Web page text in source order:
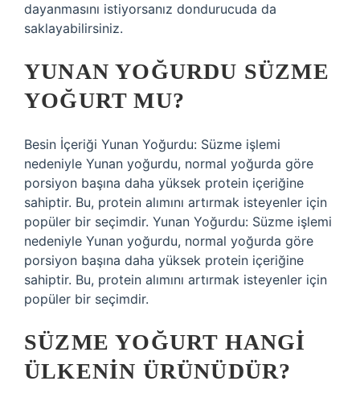
dayanmasını istiyorsanız dondurucuda da
saklayabilirsiniz.
YUNAN YOĞURDU SÜZME
YOĞURT MU?
Besin İçeriği Yunan Yoğurdu: Süzme işlemi
nedeniyle Yunan yoğurdu, normal yoğurda göre
porsiyon başına daha yüksek protein içeriğine
sahiptir. Bu, protein alımını artırmak isteyenler için
popüler bir seçimdir. Yunan Yoğurdu: Süzme işlemi
nedeniyle Yunan yoğurdu, normal yoğurda göre
porsiyon başına daha yüksek protein içeriğine
sahiptir. Bu, protein alımını artırmak isteyenler için
popüler bir seçimdir.
SÜZME YOĞURT HANGI
ÜLKENIN ÜRÜNÜDÜR?